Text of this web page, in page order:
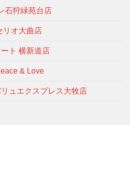
石狩緑苑台店
リオ大曲店
ート 横新道店
& Love
リュエクスプレス大牧店